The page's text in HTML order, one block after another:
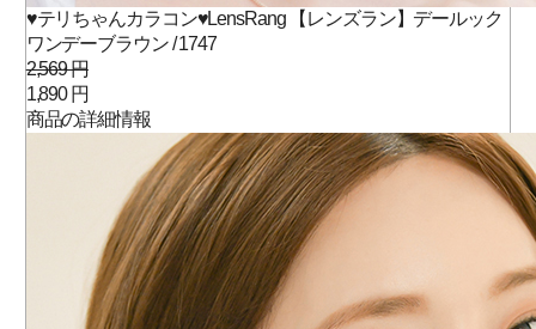
♥テリちゃんカラコン♥LensRang 【レンズラン】デールック
ワンデーブラウン / 1747
2,569 円
1,890 円
商品の詳細情報